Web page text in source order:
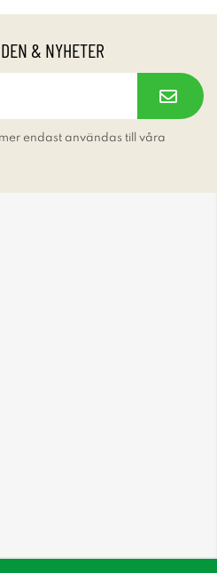
& NYHETER
endast användas till våra